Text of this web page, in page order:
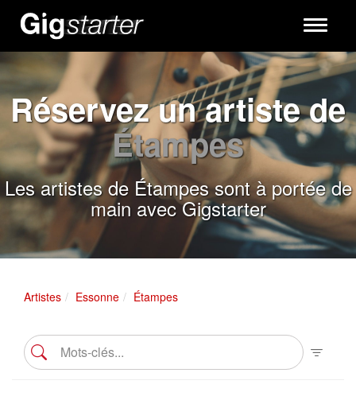
Toggle
Réservez un artiste de
Étampes
Les artistes de Étampes sont à portée de
main avec Gigstarter
Artistes Essonne Étampes